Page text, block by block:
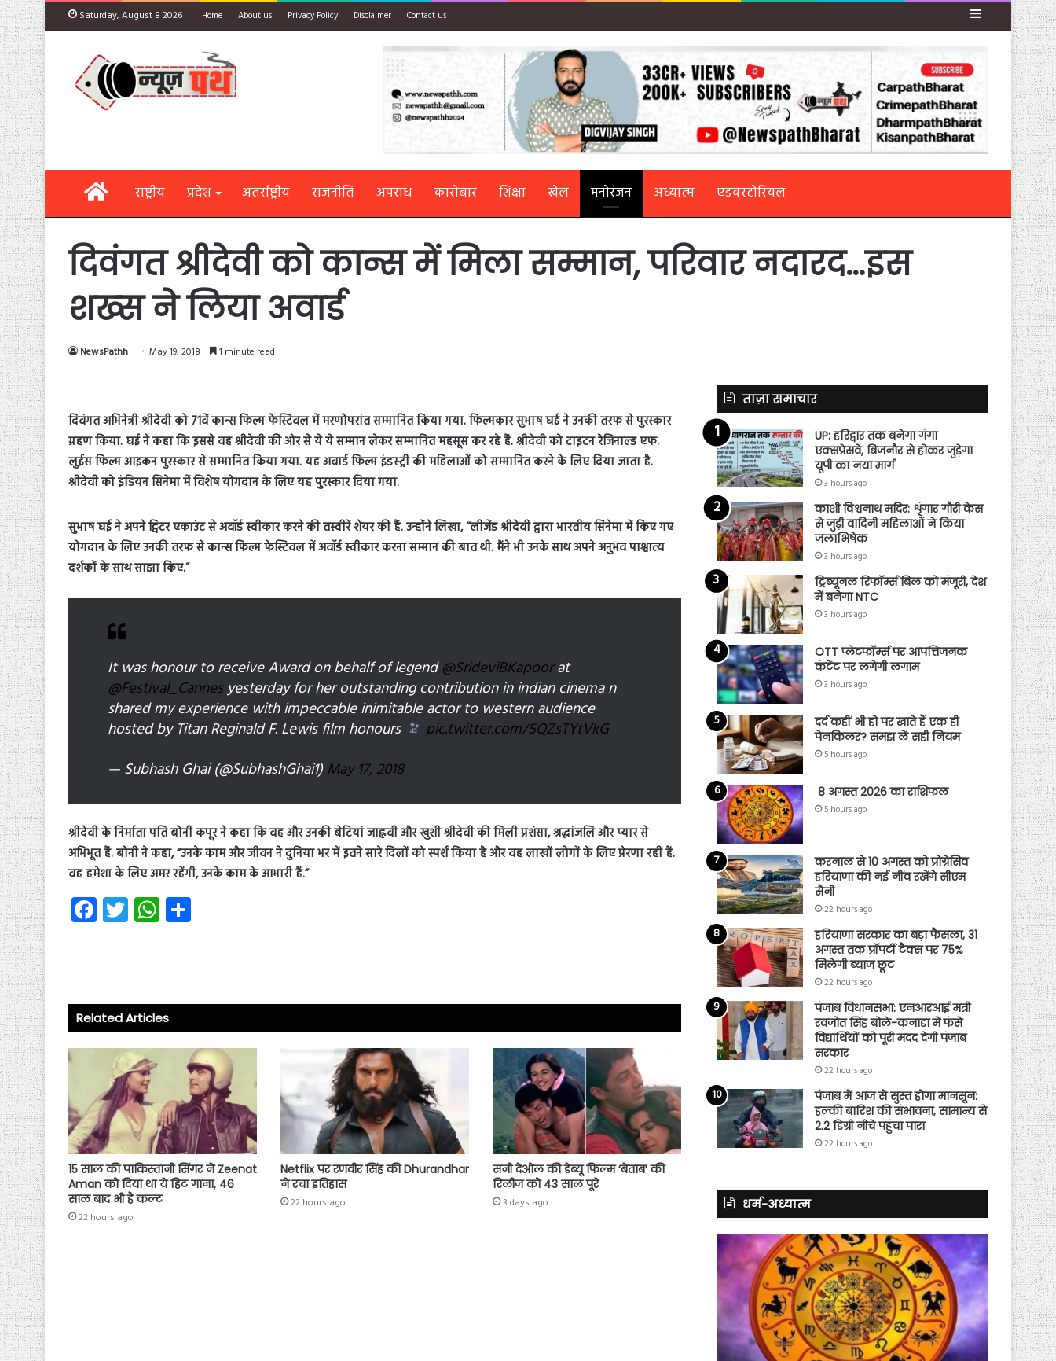
Saturday, August 8 2026 Home About us Privacy Policy Disclaimer Contact us Sidebar
Homeराष्ट्रीय प्रदेश अंतर्राष्ट्रीय राजनीति अपराध कारोबार शिक्षा खेल मनोरंजन अध्यात्म एडवरटोरियल
दिवंगत श्रीदेवी को कान्स में मिला सम्मान, परिवार नदारद…इस
शख्स ने लिया अवार्ड
NewsPathh May 19, 2018 1 minute read
दिवंगत अभिनेत्री श्रीदेवी को 71वें कान्स फिल्म फेस्टिवल में मरणोपरांत सम्मानित किया गया. फिल्मकार सुभाष घई ने उनकी तरफ से पुरस्कार
ग्रहण किया. घई ने कहा कि इससे वह श्रीदेवी की ओर से ये ये सम्मान लेकर सम्मानित महसूस कर रहे हैं. श्रीदेवी को टाइटन रेजिनाल्ड एफ.
लुईस फिल्म आइकन पुरस्कार से सम्मानित किया गया. यह अवार्ड फिल्म इंडस्ट्री की महिलाओं को सम्मानित करने के लिए दिया जाता है.
श्रीदेवी को इंडियन सिनेमा में विशेष योगदान के लिए यह पुरस्कार दिया गया.
सुभाष घई ने अपने ट्विटर एकाउंट से अवॉर्ड स्वीकार करने की तस्वीरें शेयर की हैं. उन्होंने लिखा, “लीजेंड श्रीदेवी द्वारा भारतीय सिनेमा में किए गए
योगदान के लिए उनकी तरफ से कान्स फिल्म फेस्टिवल में अवॉर्ड स्वीकार करना सम्मान की बात थी. मैंने भी उनके साथ अपने अनुभव पाश्चात्य
दर्शकों के साथ साझा किए.”
It was honour to receive Award on behalf of legend@SrideviBKapoorat
@Festival_Cannesyesterday for her outstanding contribution in indian cinema n
shared my experience with impeccable inimitable actor to western audience
hosted by Titan Reginald F. Lewis film honours
pic.twitter.com/5QZsTYtVkG
— Subhash Ghai (@SubhashGhai1)May 17, 2018
श्रीदेवी के निर्माता पति बोनी कपूर ने कहा कि वह और उनकी बेटियां जाह्नवी और खुशी श्रीदेवी की मिली प्रशंसा, श्रद्धांजलि और प्यार से
अभिभूत हैं. बोनी ने कहा, “उनके काम और जीवन ने दुनिया भर में इतने सारे दिलों को स्पर्श किया है और वह लाखों लोगों के लिए प्रेरणा रही हैं.
वह हमेशा के लिए अमर रहेंगी, उनके काम के आभारी हैं.”
Fa
ce
ok
T
wi
W
ha
p
p
Related Articles
15 साल की पाकिस्तानी सिंगर ने Zeenat
Aman को दिया था ये हिट गाना, 46
साल बाद भी है कल्ट
22 hours ago
Netflix पर रणवीर सिंह की Dhurandhar
ने रचा इतिहास
22 hours ago
सनी देओल की डेब्यू फिल्म ‘बेताब’ की
रिलीज को 43 साल पूरे
3 days ago
ताज़ा समाचार
UP: हरिद्वार तक बनेगा गंगा
एक्सप्रेसवे, बिजनौर से होकर जुड़ेगा
यूपी का नया मार्ग
3 hours ago
काशी विश्वनाथ मदिर: शृंगार गौरी केस
से जुड़ी वादिनी महिलाओं ने किया
जलाभिषेक
3 hours ago
ट्रिब्यूनल रिफॉर्म्स बिल को मंजूरी, देश
में बनेगा NTC
3 hours ago
OTT प्लेटफॉर्म्स पर आपत्तिजनक
कंटेंट पर लगेगी लगाम
3 hours ago
दर्द कहीं भी हो पर खाते हैं एक ही
पेनकिलर? समझ लें सही नियम
5 hours ago
8 अगस्त 2026 का राशिफल
5 hours ago
करनाल से 10 अगस्त को प्रोग्रेसिव
हरियाणा की नई नींव रखेंगे सीएम
सैनी
22 hours ago
हरियाणा सरकार का बड़ा फैसला, 31
अगस्त तक प्रॉपर्टी टैक्स पर 75%
मिलेगी ब्याज छूट
22 hours ago
पंजाब विधानसभा: एनआरआई मंत्री
रवजोत सिंह बोले-कनाडा में फंसे
विद्यार्थियों को पूरी मदद देगी पंजाब
सरकार
22 hours ago
पंजाब में आज से सुस्त होगा मानसून:
हल्की बारिश की संभावना, सामान्य से
2.2 डिग्री नीचे पहुंचा पारा
22 hours ago
धर्म-अध्यात्म